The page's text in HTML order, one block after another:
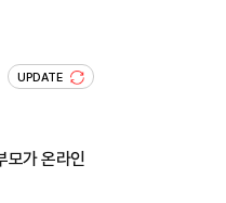
UPDATE
모가 온라인